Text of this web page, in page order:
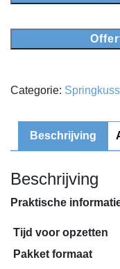
Categorie:
Beschrijving
Beschrijving
Praktische
Tijd voor opzetten
Pakket formaat